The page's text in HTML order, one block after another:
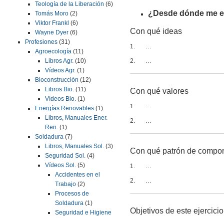
Teología de la Liberación (6)
Tomás Moro (2)
Viktor Frankl (6)
Wayne Dyer (6)
Profesiones (31)
Agroecología (11)
Libros Agr. (10)
Vídeos Agr. (1)
Bioconstrucción (12)
Libros Bio. (11)
Vídeos Bio. (1)
Energías Renovables (1)
Libros, Manuales Ener.
Ren. (1)
Soldadura (7)
Libros, Manuales Sol. (3)
Seguridad Sol. (4)
Vídeos Sol. (5)
Accidentes en el
Trabajo (2)
Procesos de
Soldadura (1)
Seguridad e Higiene
¿Desde dónde me
Con qué ideas
1. …
2. …
Con qué valores
1. …
2. …
Con qué patrón de
1. …
2. …
Objetivos de este